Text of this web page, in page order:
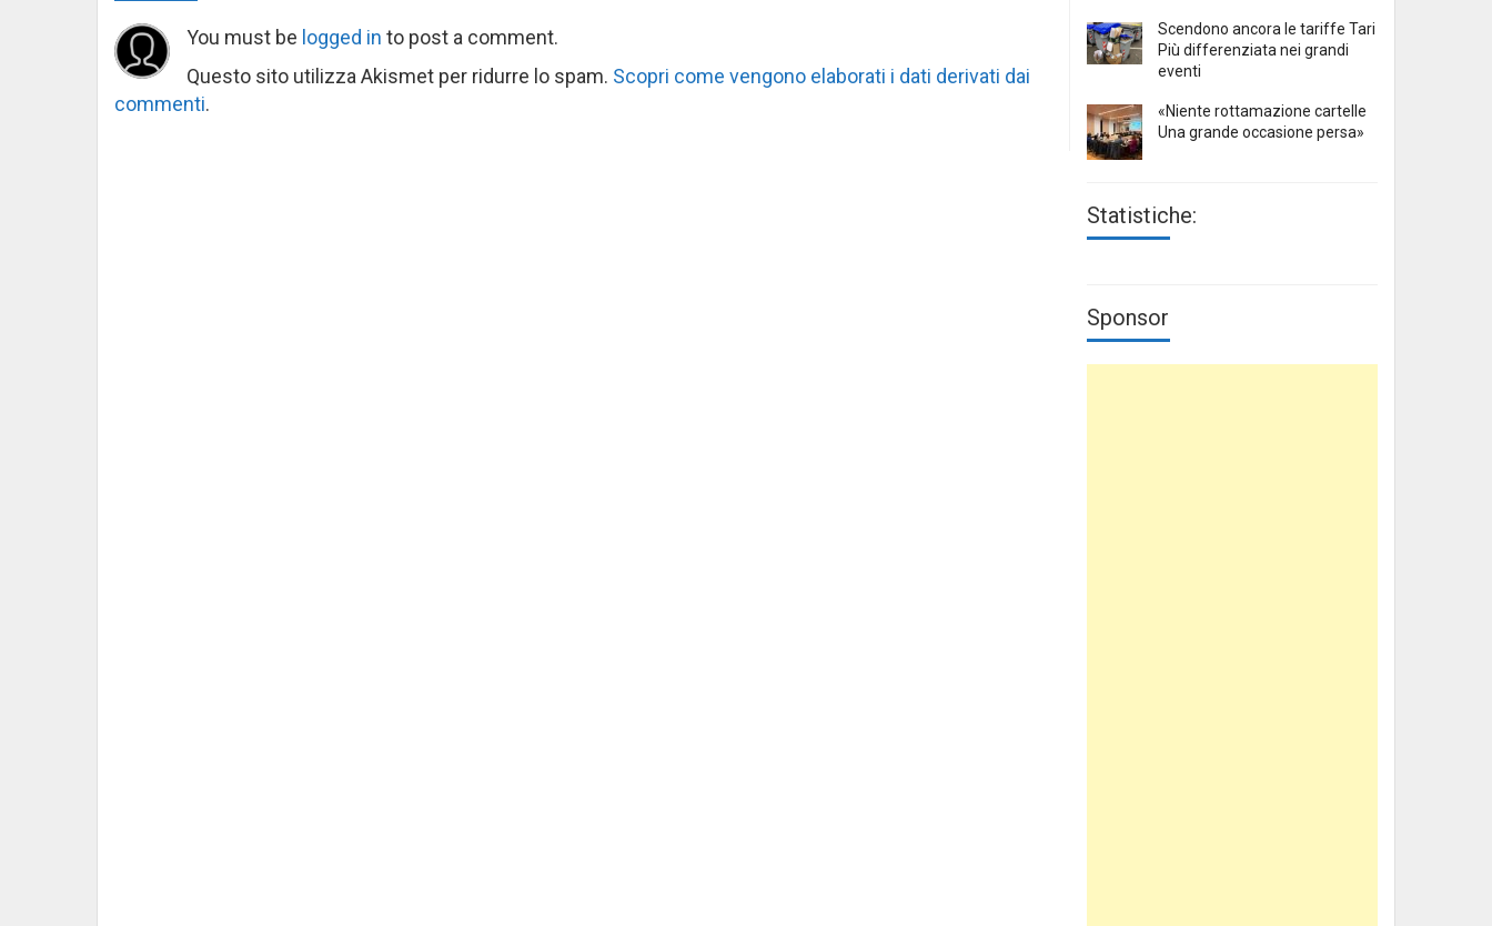
You must be logged in to post a comment.
Questo sito utilizza Akismet per ridurre lo spam. Scopri come vengono elaborati i dati derivati dai
commenti.
Scendono ancora le tariffe Tari
Più differenziata nei grandi
eventi
«Niente rottamazione cartelle
Una grande occasione persa»
Statistiche:
Sponsor